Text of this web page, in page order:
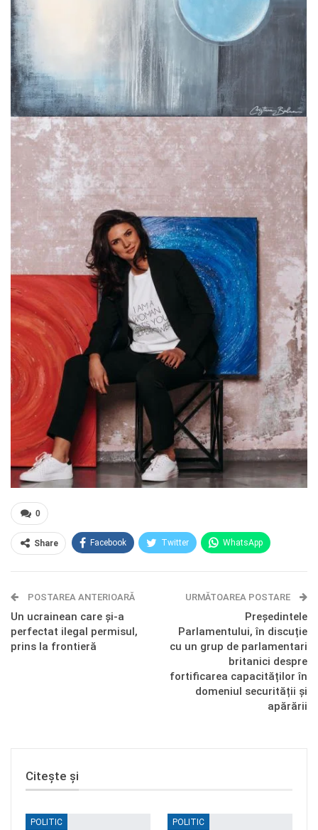
0
Share Facebook Twitter WhatsApp
Telegram OK.ru
POSTAREA ANTERIOARĂ
Un ucrainean care și-a
perfectat ilegal permisul,
prins la frontieră
URMĂTOAREA POSTARE
Președintele
Parlamentului, în discuție
cu un grup de parlamentari
britanici despre
fortificarea capacităților în
domeniul securității și
apărării
Citește și
POLITIC POLITIC